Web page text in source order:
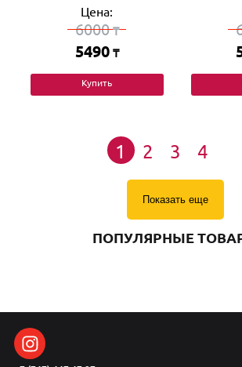
Цена:
6000₸
5490 ₸
Купить
1 2 3 4
Показать еще
ПОПУЛЯРНЫЕ